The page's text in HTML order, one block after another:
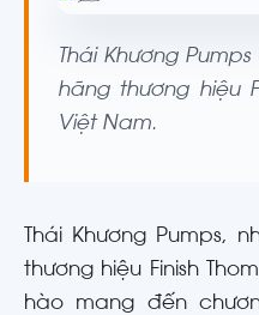
Thái Khương
hãng thương hiệu
Việt Nam.
Thái Khương Pumps,
thương hiệu Finish
hào mang đến